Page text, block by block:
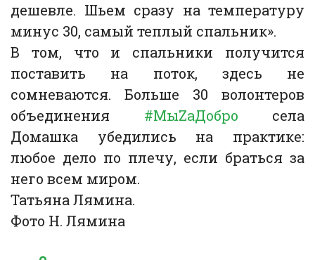
дешевле. Шьем сразу на температуру
минус 30, самый теплый спальник».
В том, что и спальники получится
поставить на поток, здесь не
сомневаются. Больше 30 волонтеров
объединения #МыZаДобро села
Домашка убедились на практике:
любое дело по плечу, если браться за
него всем миром.
Татьяна Лямина.
Фото Н. Лямина